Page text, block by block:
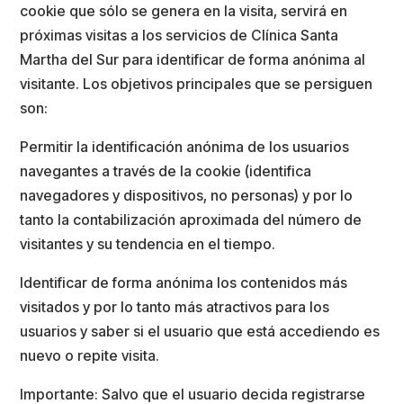
cookie que sólo se genera en la visita, servirá en
próximas visitas a los servicios de Clínica Santa
Martha del Sur para identificar de forma anónima al
visitante. Los objetivos principales que se persiguen
son:
Permitir la identificación anónima de los usuarios
navegantes a través de la cookie (identifica
navegadores y dispositivos, no personas) y por lo
tanto la contabilización aproximada del número de
visitantes y su tendencia en el tiempo.
Identificar de forma anónima los contenidos más
visitados y por lo tanto más atractivos para los
usuarios y saber si el usuario que está accediendo es
nuevo o repite visita.
Importante: Salvo que el usuario decida registrarse